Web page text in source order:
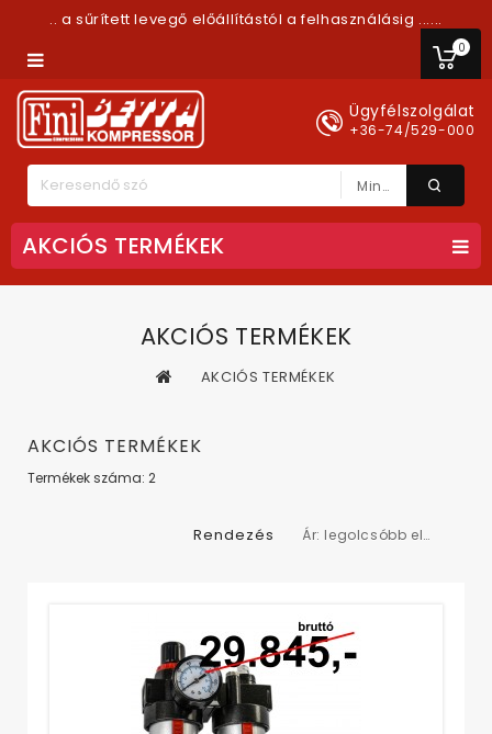
.. a sűrített levegő előállítástól a felhasználásig ......
0
Ügyfélszolgálat
+36-74/529-000
Minden Kategória
AKCIÓS TERMÉKEK
AKCIÓS TERMÉKEK
AKCIÓS TERMÉKEK
AKCIÓS TERMÉKEK
Termékek száma: 2
Rendezés Ár: legolcsóbb elől